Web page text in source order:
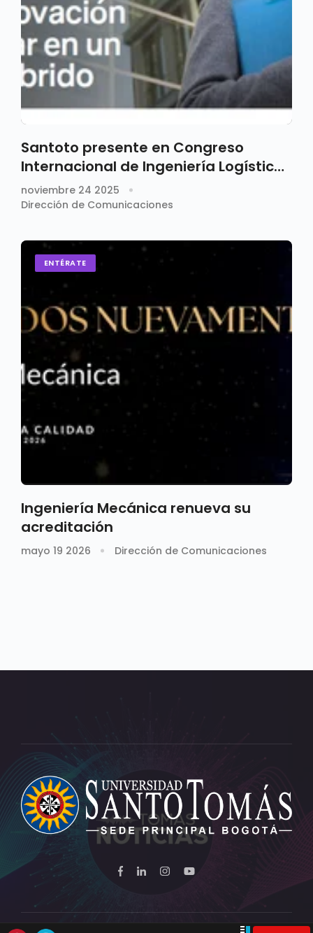
Santoto presente en Congreso
Internacional de Ingeniería Logística
en Perú
noviembre 24 2025
Dirección de Comunicaciones
ENTÉRATE
Ingeniería Mecánica renueva su
acreditación
mayo 19 2026 Dirección de Comunicaciones